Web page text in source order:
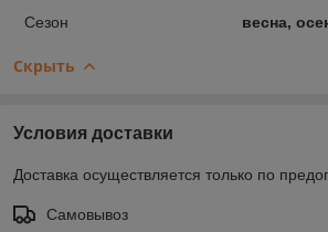
Сезон
весна,
Скрыть
Условия доставки
Доставка осуществляется только по
Самовывоз